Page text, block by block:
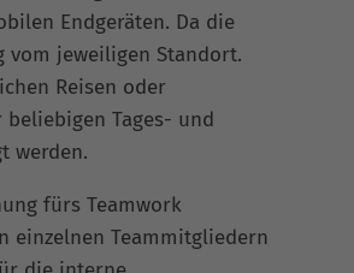
Endgeräten. Da die
vom jeweiligen Standort.
Reisen oder
Tages- und
werden.
fürs Teamwork
einzelnen Teammitgliedern